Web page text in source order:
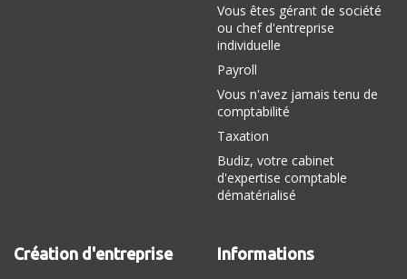
Vous êtes gérant de société
ou chef d'entreprise
individuelle
Payroll
Vous n'avez jamais tenu de
comptabilité
Taxation
Budiz, votre cabinet
d'expertise comptable
dématérialisé
Création d'entreprise Informations